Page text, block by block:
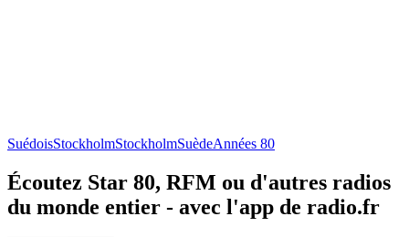
SuédoisStockholmStockholmSuèdeAnnées 80
Écoutez Star 80, RFM ou d'autres radios
du monde entier - avec l'app de radio.fr